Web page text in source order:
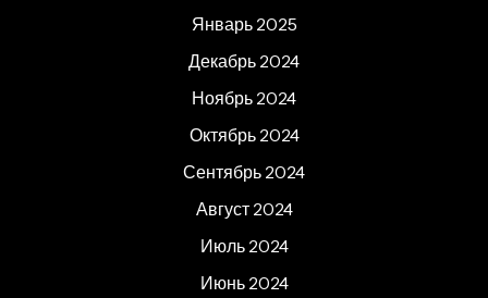
Январь 2025
Декабрь 2024
Ноябрь 2024
Октябрь 2024
Сентябрь 2024
Август 2024
Июль 2024
Июнь 2024